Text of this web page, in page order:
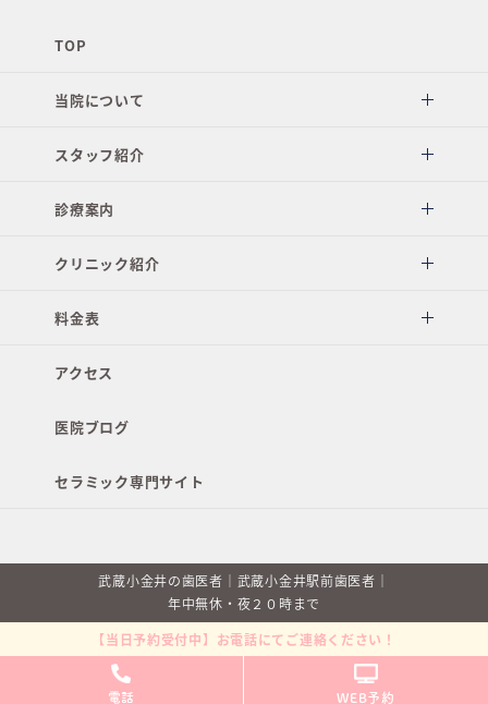
TOP
当院について
スタッフ紹介
診療案内
クリニック紹介
料金表
アクセス
医院ブログ
セラミック専門サイト
武蔵小金井の歯医者｜武蔵小金井駅前歯医者｜
年中無休・夜２０時まで
電話 WEB予約
【当日予約受付中】お電話にてご連絡ください！